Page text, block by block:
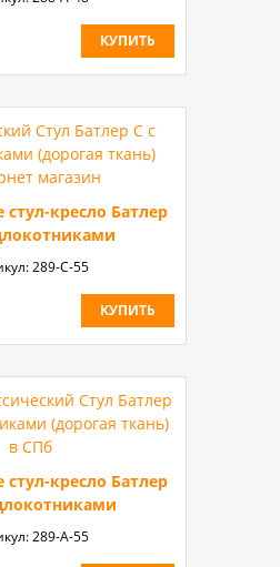
КУПИТЬ
стул-кресло Батлер
289-С-55
КУПИТЬ
стул-кресло Батлер
289-A-55